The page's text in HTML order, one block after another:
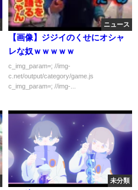
ニュース
【画像】ジジイのくせにオシャ
レな奴ｗｗｗｗｗ
c_img_param=; //img-
c.net/output/category/game.js
c_img_param=; //img-...
未分類